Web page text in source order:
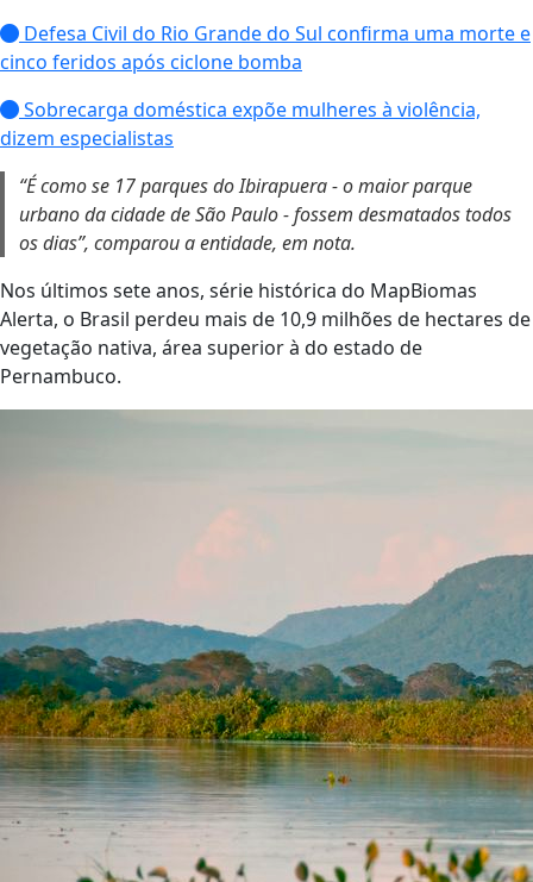
Defesa Civil do Rio Grande do Sul confirma uma morte e
cinco feridos após ciclone bomba
Sobrecarga doméstica expõe mulheres à violência,
dizem especialistas
“É como se 17 parques do Ibirapuera - o maior parque
urbano da cidade de São Paulo - fossem desmatados todos
os dias”, comparou a entidade, em nota.
Nos últimos sete anos, série histórica do MapBiomas
Alerta, o Brasil perdeu mais de 10,9 milhões de hectares de
vegetação nativa, área superior à do estado de
Pernambuco.